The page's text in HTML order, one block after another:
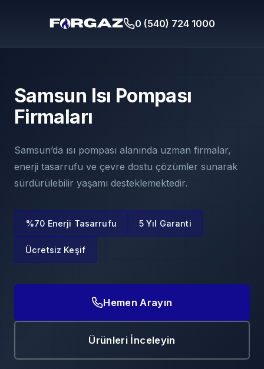
0 (540) 724 1000
Samsun Isı Pompası
Firmaları
Samsun’da ısı pompası alanında uzman firmalar,
enerji tasarrufu ve çevre dostu çözümler sunarak
sürdürülebilir yaşamı desteklemektedir.
%70 Enerji Tasarrufu 5 Yıl Garanti
Ücretsiz Keşif
Hemen Arayın
Ürünleri İnceleyin